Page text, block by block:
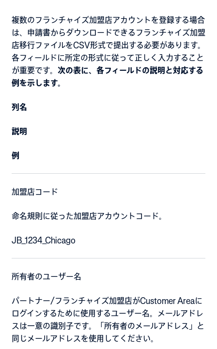
複数のフランチャイズ加盟店アカウントを登録する場合
は、申請書からダウンロードできるフランチャイズ加盟
店移行ファイルをCSV形式で提出する必要があります。
各フィールドに所定の形式に従って正しく入力すること
が重要です。 次の表に、各フィールドの説明と対応する
例を示します。
列名
説明
例
加盟店コード
命名規則に従った加盟店アカウントコード。
JB_1234_Chicago
所有者のユーザー名
パートナー/フランチャイズ加盟店がCustomer Areaに
ログインするために使用するユーザー名。メールアドレ
スは一意の識別子です。「所有者のメールアドレス」と
同じメールアドレスを使用してください。